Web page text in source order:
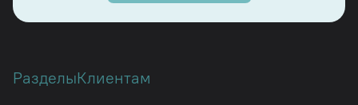
РазделыКлиентам